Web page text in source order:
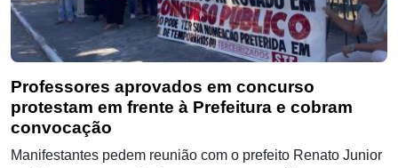
Professores aprovados em concurso
protestam em frente à Prefeitura e cobram
convocação
Manifestantes pedem reunião com o prefeito Renato Junior